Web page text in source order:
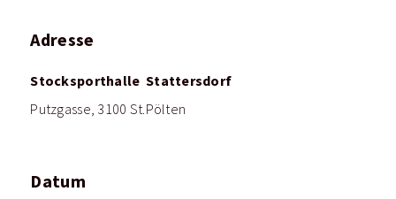
Adresse
Stocksporthalle Stattersdorf
Putzgasse, 3100 St.Pölten
Datum